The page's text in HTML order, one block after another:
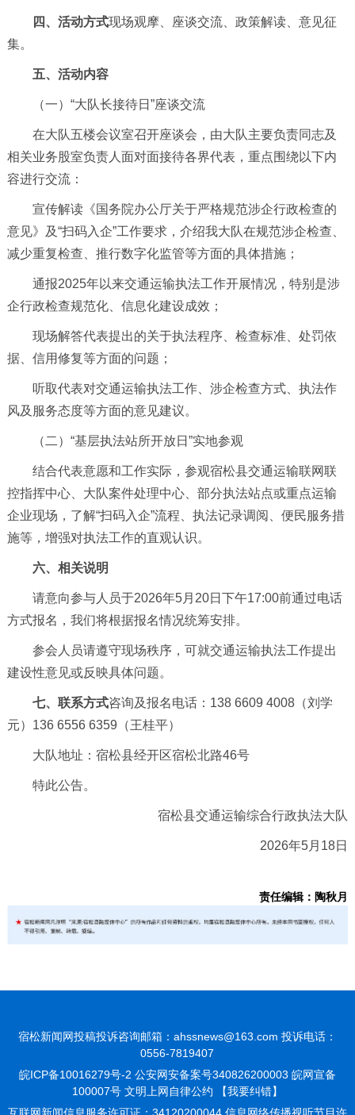
四、活动方式现场观摩、座谈交流、政策解读、意见征
集。
五、活动内容
（一）“大队长接待日”座谈交流
在大队五楼会议室召开座谈会，由大队主要负责同志及
相关业务股室负责人面对面接待各界代表，重点围绕以下内
容进行交流：
宣传解读《国务院办公厅关于严格规范涉企行政检查的
意见》及“扫码入企”工作要求，介绍我大队在规范涉企检查、
减少重复检查、推行数字化监管等方面的具体措施；
通报2025年以来交通运输执法工作开展情况，特别是涉
企行政检查规范化、信息化建设成效；
现场解答代表提出的关于执法程序、检查标准、处罚依
据、信用修复等方面的问题；
听取代表对交通运输执法工作、涉企检查方式、执法作
风及服务态度等方面的意见建议。
（二）“基层执法站所开放日”实地参观
结合代表意愿和工作实际，参观宿松县交通运输联网联
控指挥中心、大队案件处理中心、部分执法站点或重点运输
企业现场，了解“扫码入企”流程、执法记录调阅、便民服务措
施等，增强对执法工作的直观认识。
六、相关说明
请意向参与人员于2026年5月20日下午17:00前通过电话
方式报名，我们将根据报名情况统筹安排。
参会人员请遵守现场秩序，可就交通运输执法工作提出
建设性意见或反映具体问题。
七、联系方式咨询及报名电话：138 6609 4008（刘学
元）136 6556 6359（王桂平）
大队地址：宿松县经开区宿松北路46号
特此公告。
宿松县交通运输综合行政执法大队
2026年5月18日
责任编辑：陶秋月
宿松新闻网投稿投诉咨询邮箱：ahssnews@163.com 投诉电话：
0556-7819407
皖ICP备10016279号-2 公安网安备案号340826200003 皖网宣备
100007号 文明上网自律公约
【我要纠错】